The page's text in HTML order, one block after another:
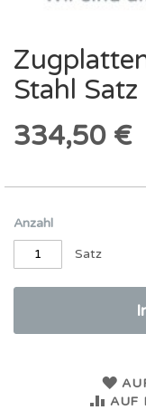
Zum
Anfang
der
springen
Stahl
334,50 €
Anzahl
Satz
AUF